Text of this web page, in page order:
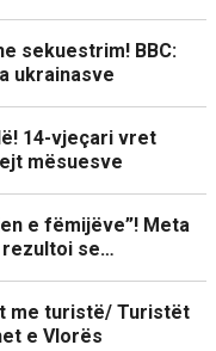
sekuestrim! BBC:
ukrainasve
14-vjeçari vret
mësuesve
e fëmijëve”! Meta
rezultoi se…
me turistë/ Turistët
e Vlorës